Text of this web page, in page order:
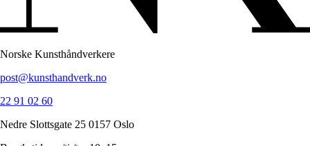
Norske Kunsthåndverkere
post@kunsthandverk.no
22 91 02 60
Nedre Slottsgate 25 0157 Oslo